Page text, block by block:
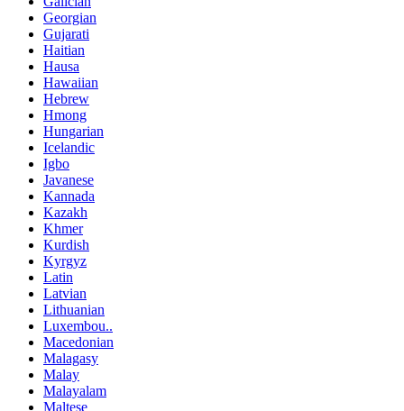
Georgian
Gujarati
Haitian
Hausa
Hawaiian
Hebrew
Hmong
Hungarian
Icelandic
Igbo
Javanese
Kannada
Kazakh
Khmer
Kurdish
Kyrgyz
Latin
Latvian
Lithuanian
Luxembou..
Macedonian
Malagasy
Malay
Malayalam
Maltese